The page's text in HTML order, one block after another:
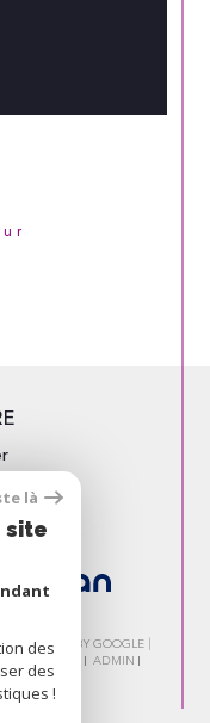
POWERED BY GOOGLE |
ADMIN
COOKIES
là
site
des
des
!